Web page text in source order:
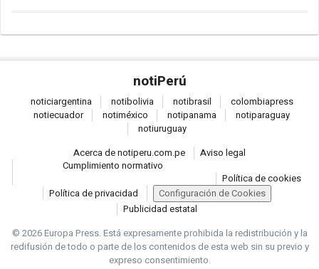
notiPerú
noticiargentina notibolivia notibrasil colombiapress
notiecuador notiméxico notipanama notiparaguay
notiuruguay
Acerca de notiperu.com.pe
Aviso legal
Cumplimiento normativo
Política de cookies
Política de privacidad
Configuración de Cookies
Publicidad estatal
© 2026 Europa Press.Está expresamente prohibida la redistribución y la
redifusión de todo o parte de los contenidos de esta web sin su previo y
expreso consentimiento.